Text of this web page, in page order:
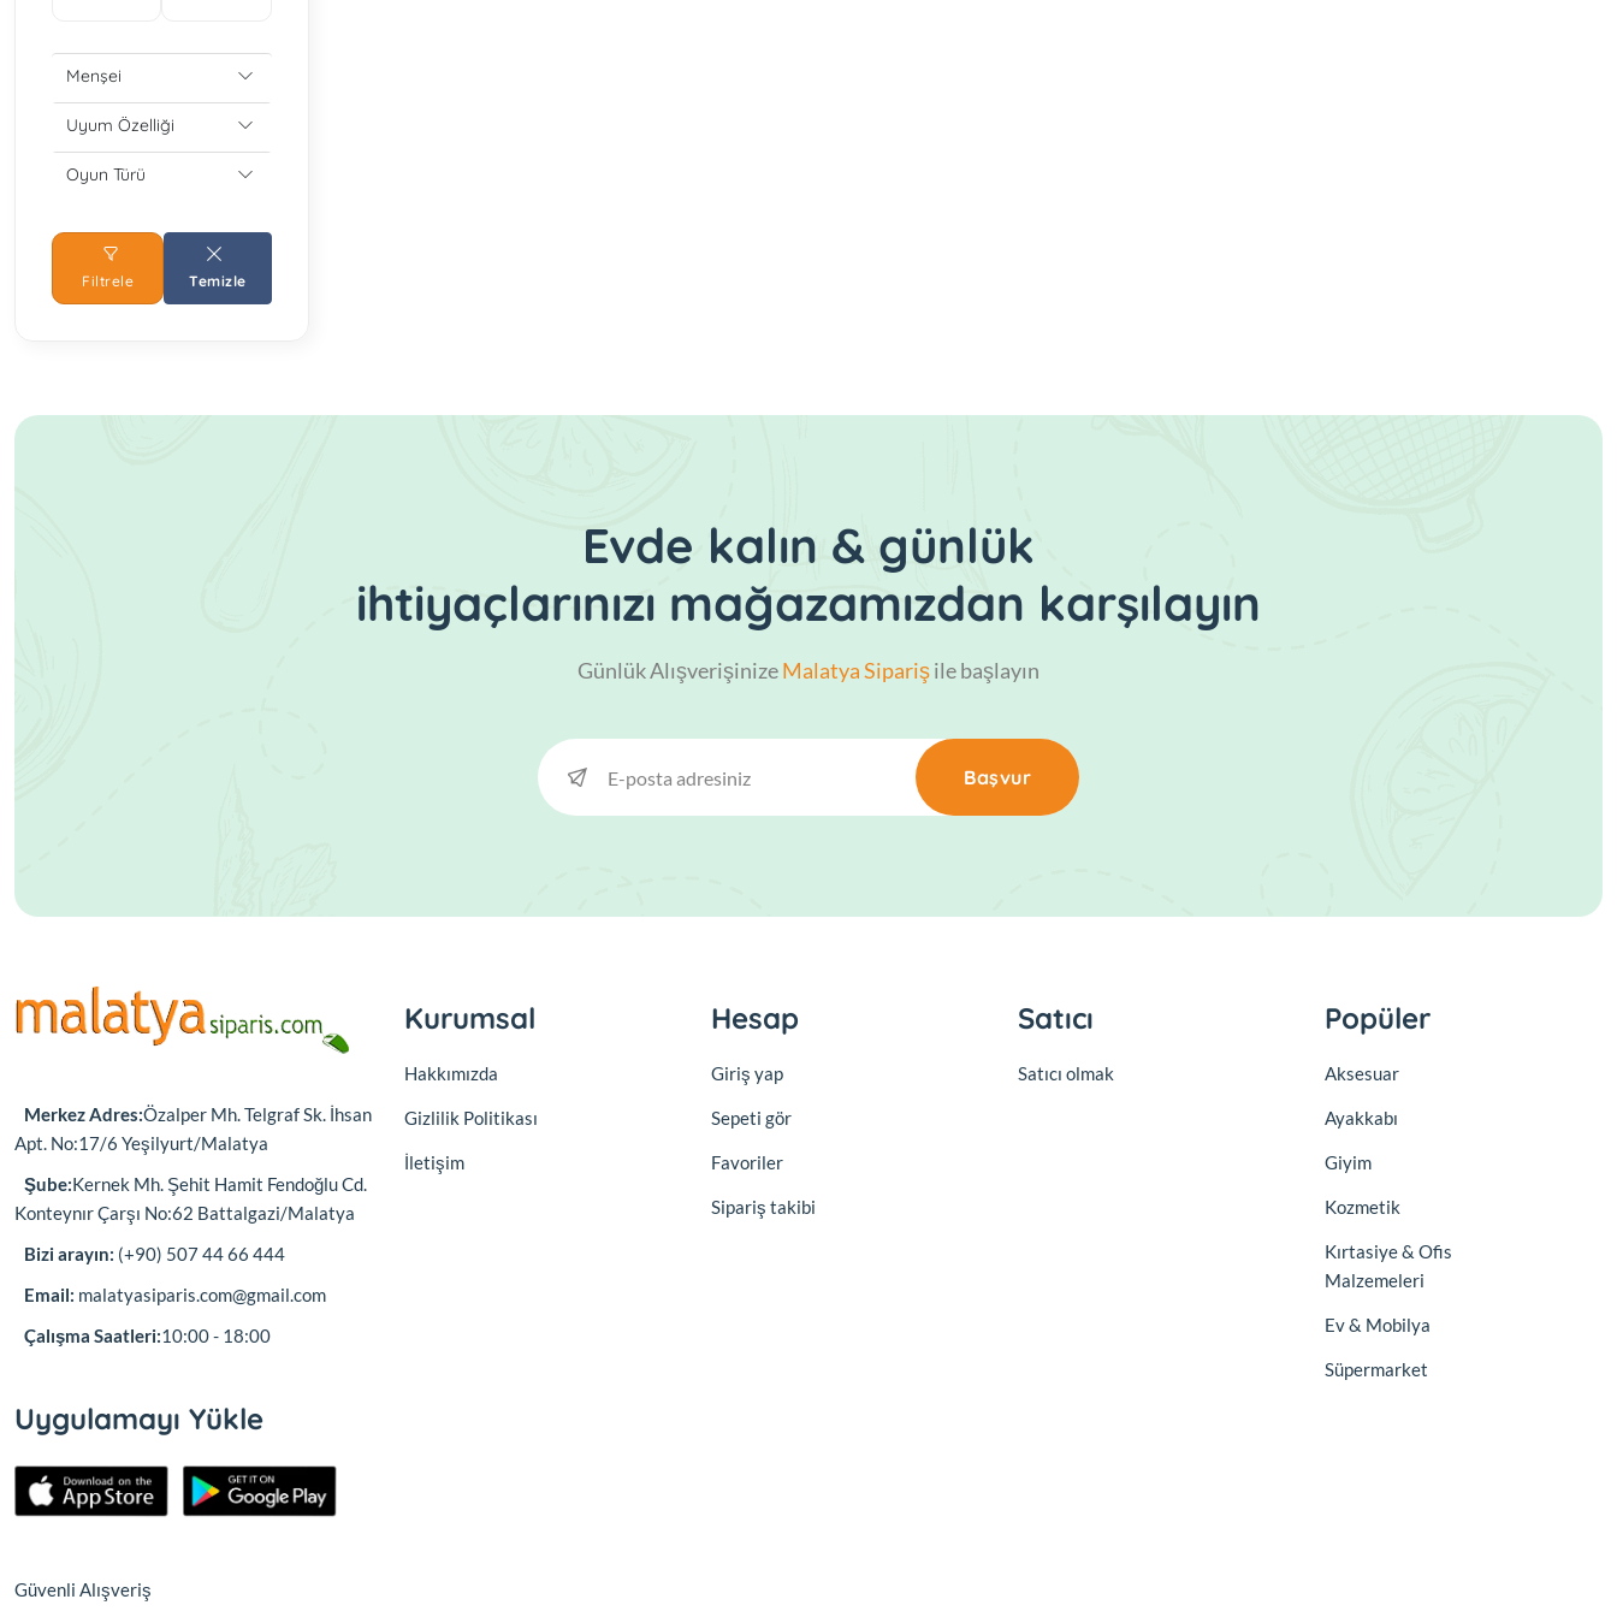
Menşei
Uyum Özelliği
Oyun Türü
Filtrele Temizle
Evde kalın & günlük
ihtiyaçlarınızı mağazamızdan karşılayın
Günlük AlışverişinizeMalatya Siparişile başlayın
Başvur
Merkez Adres:Özalper Mh. Telgraf Sk. İhsan
Apt. No:17/6 Yeşilyurt/Malatya
Şube:Kernek Mh. Şehit Hamit Fendoğlu Cd.
Konteynır Çarşı No:62 Battalgazi/Malatya
Bizi arayın: (+90) 507 44 66 444
Email: malatyasiparis.com@gmail.com
Çalışma Saatleri:10:00 - 18:00
Kurumsal
Hakkımızda
Gizlilik Politikası
İletişim
Hesap
Giriş yap
Sepeti gör
Favoriler
Sipariş takibi
Satıcı
Satıcı olmak
Popüler
Aksesuar
Ayakkabı
Giyim
Kozmetik
Kırtasiye & Ofis
Malzemeleri
Ev & Mobilya
Süpermarket
Uygulamayı Yükle
Güvenli Alışveriş